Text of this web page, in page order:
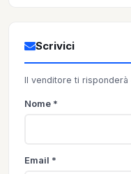
Scrivici
Il venditore ti risponderà
Nome *
Email *